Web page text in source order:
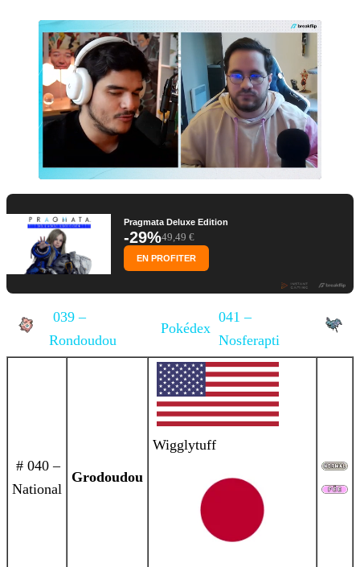
Pragmata Deluxe Edition
-29%49,49 €
EN PROFITER
039 –
Rondoudou
Pokédex
041 –
Nosferapti
# 040 –
National
Grodoudou
Wigglytuff